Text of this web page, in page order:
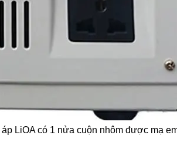
LiOA có 1 nửa cuộn nhôm được mạ